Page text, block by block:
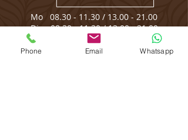
Mo 08.30 - 11.30 / 13.00 - 21.00
Di08.30 - 11.30/13.00 - 21.00
Mi
08.30 - 11.30
Do
08.30 - 11.30/
13.00 - 21.00
Phone Email Whatsapp